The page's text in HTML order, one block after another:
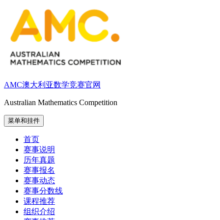
容
AMC澳大利亚数学竞赛官网
Australian Mathematics Competition
菜单和挂件
首页
赛事说明
历年真题
赛事报名
赛事动态
赛事分数线
课程推荐
组织介绍